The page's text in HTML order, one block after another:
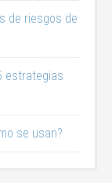
de riesgos de
estrategias
se usan?